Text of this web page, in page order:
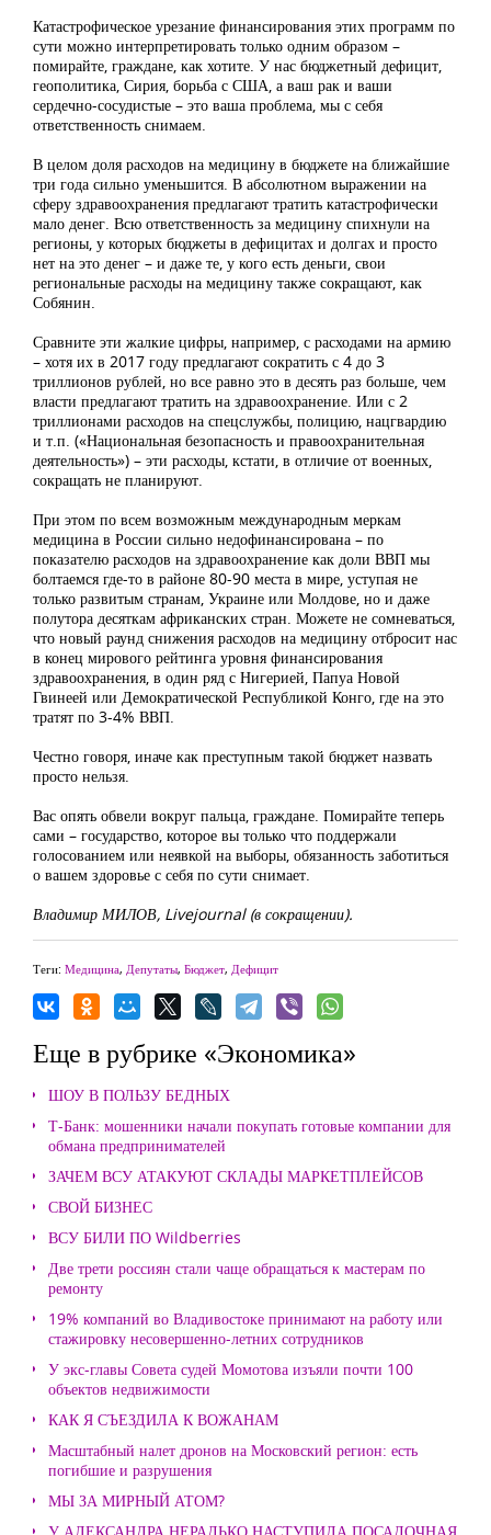
Катастрофическое урезание финансирования этих программ по
сути можно интерпретировать только одним образом –
помирайте, граждане, как хотите. У нас бюджетный дефицит,
геополитика, Сирия, борьба с США, а ваш рак и ваши
сердечно-сосудистые – это ваша проблема, мы с себя
ответственность снимаем.
В целом доля расходов на медицину в бюджете на ближайшие
три года сильно уменьшится. В абсолютном выражении на
сферу здравоохранения предлагают тратить катастрофически
мало денег. Всю ответственность за медицину спихнули на
регионы, у которых бюджеты в дефицитах и долгах и просто
нет на это денег – и даже те, у кого есть деньги, свои
региональные расходы на медицину также сокращают, как
Собянин.
Сравните эти жалкие цифры, например, с расходами на армию
– хотя их в 2017 году предлагают сократить с 4 до 3
триллионов рублей, но все равно это в десять раз больше, чем
власти предлагают тратить на здравоохранение. Или с 2
триллионами расходов на спецслужбы, полицию, нацгвардию
и т.п. («Национальная безопасность и правоохранительная
деятельность») – эти расходы, кстати, в отличие от военных,
сокращать не планируют.
При этом по всем возможным международным меркам
медицина в России сильно недофинансирована – по
показателю расходов на здравоохранение как доли ВВП мы
болтаемся где-то в районе 80-90 места в мире, уступая не
только развитым странам, Украине или Молдове, но и даже
полутора десяткам африканских стран. Можете не сомневаться,
что новый раунд снижения расходов на медицину отбросит нас
в конец мирового рейтинга уровня финансирования
здравоохранения, в один ряд с Нигерией, Папуа Новой
Гвинеей или Демократической Республикой Конго, где на это
тратят по 3-4% ВВП.
Честно говоря, иначе как преступным такой бюджет назвать
просто нельзя.
Вас опять обвели вокруг пальца, граждане. Помирайте теперь
сами – государство, которое вы только что поддержали
голосованием или неявкой на выборы, обязанность заботиться
о вашем здоровье с себя по сути снимает.
Владимир МИЛОВ, Livejournal (в сокращении).
Теги: Медицина, Депутаты, Бюджет, Дефицит
Еще в рубрике «Экономика»
ШОУ В ПОЛЬЗУ БЕДНЫХ
Т-Банк: мошенники начали покупать готовые компании для
обмана предпринимателей
ЗАЧЕМ ВСУ АТАКУЮТ СКЛАДЫ МАРКЕТПЛЕЙСОВ
СВОЙ БИЗНЕС
ВСУ БИЛИ ПО Wildberries
Две трети россиян стали чаще обращаться к мастерам по
ремонту
19% компаний во Владивостоке принимают на работу или
стажировку несовершенно-летних сотрудников
У экс-главы Совета судей Момотова изъяли почти 100
объектов недвижимости
КАК Я СЪЕЗДИЛА К ВОЖАНАМ
Масштабный налет дронов на Московский регион: есть
погибшие и разрушения
МЫ ЗА МИРНЫЙ АТОМ?